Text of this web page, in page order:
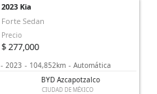
2023 Kia
Forte Sedan
Precio
$ 277,000
- 2023 - 104,852km - Automática
BYD Azcapotzalco
CIUDAD DE MÉXICO